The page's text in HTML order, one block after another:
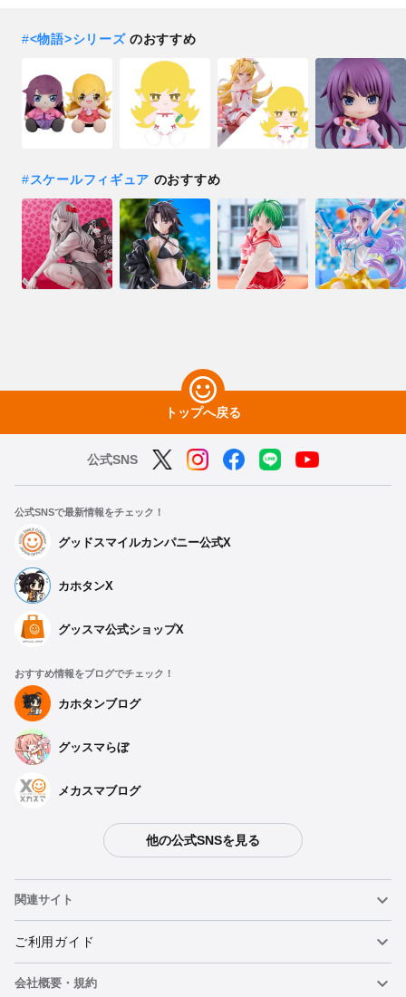
#<物語>シリーズのおすすめ
#スケールフィギュア のおすすめ
トップへ戻る
公式SNS
公式SNSで最新情報をチェック！
グッドスマイルカンパニー公式X
カホタンX
グッスマ公式ショップX
おすすめ情報をブログでチェック！
カホタンブログ
グッスマらぼ
メカスマブログ
他の公式SNSを見る
関連サイト
ねんどろいど
ねんどろいどフェイスメーカー
ご利用ガイド
重要なお知らせ
会社概要・規約